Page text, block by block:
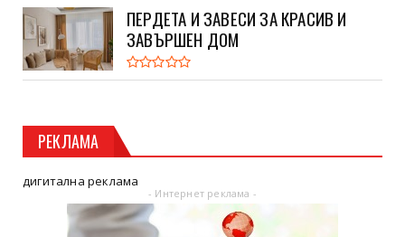
ПЕРДЕТА И ЗАВЕСИ ЗА КРАСИВ И
ЗАВЪРШЕН ДОМ
РЕКЛАМА
дигитална реклама
- Интернет реклама -